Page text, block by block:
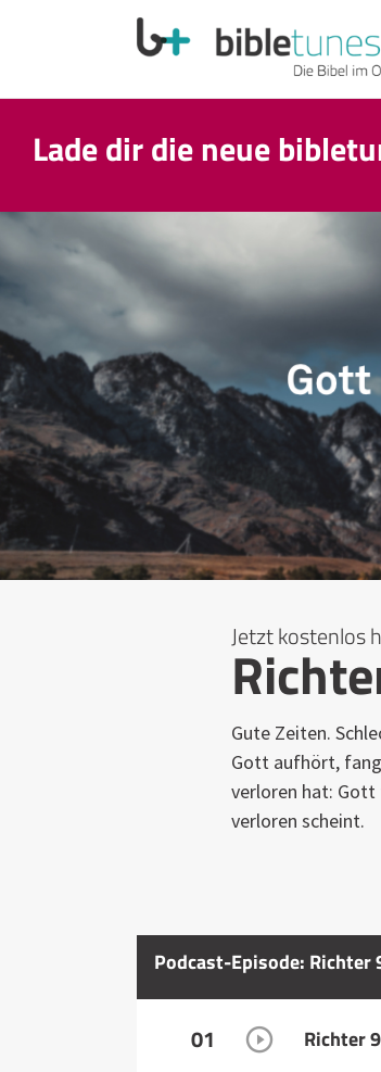
Lade dir die neue
Jetzt kostenlos
Gute Zeiten.
Gott aufhört,
verloren hat:
verloren scheint.
Podcast-Episode: Richter
01 Richter